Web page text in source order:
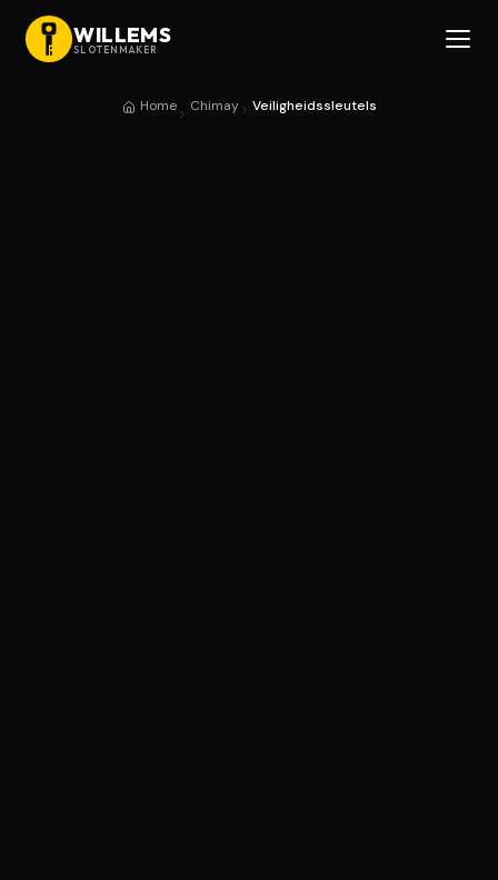
WILLEMS
SLOTENMAKER
Home Chimay Veiligheidssleutels